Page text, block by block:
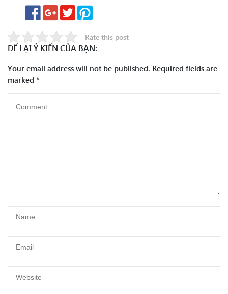
Rate this post
ĐỂ LẠI Ý KIẾN CỦA BẠN:
Your email address will not be published. Required fields are
marked *